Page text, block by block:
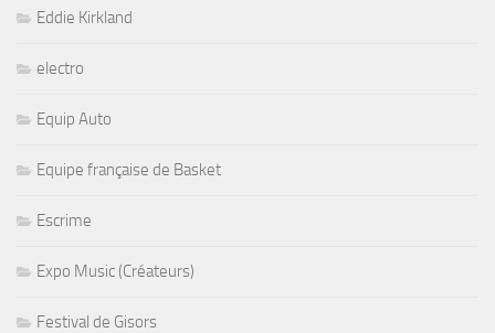
Eddie Kirkland
electro
Equip Auto
Equipe française de Basket
Escrime
Expo Music (Créateurs)
Festival de Gisors